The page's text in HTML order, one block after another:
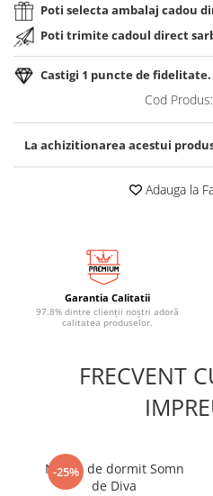
Poti selecta ambalaj cadou
Poti trimite cadoul direct
Castigi 1 puncte de fidelitate.
Cod Produs:
La achizitionarea acestui
Adauga la
Garantia Calitatii
97.8% dintre clienții noștri adoră
calitatea produselor.
FRECVENT
-25%
Masca de dormit Somn
de Diva